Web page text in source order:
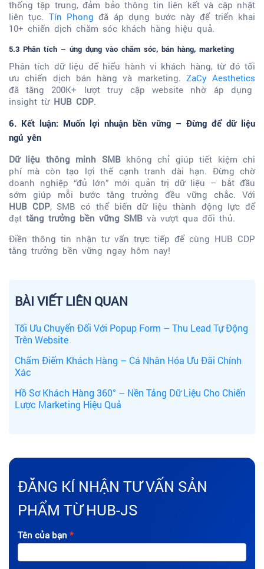
thống tập trung, đảm bảo thông tin liên kết và cập nhật
liên tục. Tín Phong đã áp dụng bước này để triển khai
10+ chiến dịch chăm sóc khách hàng hiệu quả.
5.3 Phân tích – ứng dụng vào chăm sóc, bán hàng, marketing
Phân tích dữ liệu để hiểu hành vi khách hàng, từ đó tối
ưu chiến dịch bán hàng và marketing. ZaCy Aesthetics
đã tăng 200K+ lượt truy cập website nhờ áp dụng
insight từ HUB CDP.
6. Kết luận: Muốn lợi nhuận bền vững – Đừng để dữ liệu
ngủ yên
Dữ liệu thông minh SMBkhông chỉ giúp tiết kiệm chi
phí mà còn tạo lợi thế cạnh tranh dài hạn. Đừng chờ
doanh nghiệp “đủ lớn” mới quản trị dữ liệu – bắt đầu
sớm giúp mỗi bước tăng trưởng đều vững chắc. Với
HUB CDP, SMB có thể biến dữ liệu thành động lực để
đạt tăng trưởng bền vững SMB và vượt qua đối thủ.
Điền thông tin nhận tư vấn trực tiếp để cùng HUB CDP
tăng trưởng bền vững ngay hôm nay!
BÀI VIẾT LIÊN QUAN
Tối Ưu Chuyển Đổi Với Popup Form – Thu Lead Tự Động
Trên Website
Chấm Điểm Khách Hàng – Cá Nhân Hóa Ưu Đãi Chính
Xác
Hồ Sơ Khách Hàng 360° – Nền Tảng Dữ Liệu Cho Chiến
Lược Marketing Hiệu Quả
ĐĂNG KÍ NHẬN TƯ VẤN SẢN
PHẨM TỪ HUB-JS
Tên của bạn